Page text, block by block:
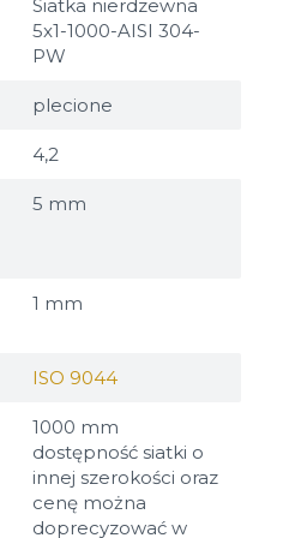
Siatka nierdzewna
5x1-1000-AISI 304-
PW
plecione
4,2
5 mm
1 mm
ISO 9044
1000 mm
dostępność siatki o
innej szerokości oraz
cenę można
doprecyzować w